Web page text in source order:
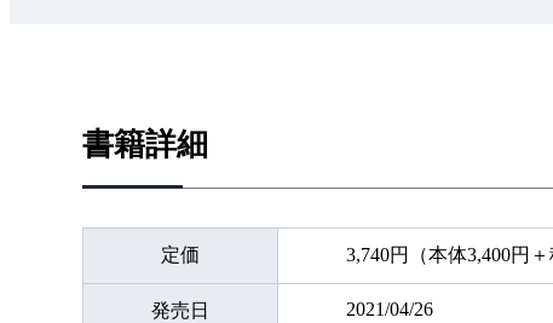
書籍詳細
定価 3,740円（本体3,400円＋
発売日 2021/04/26